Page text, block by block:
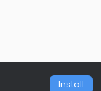
Install